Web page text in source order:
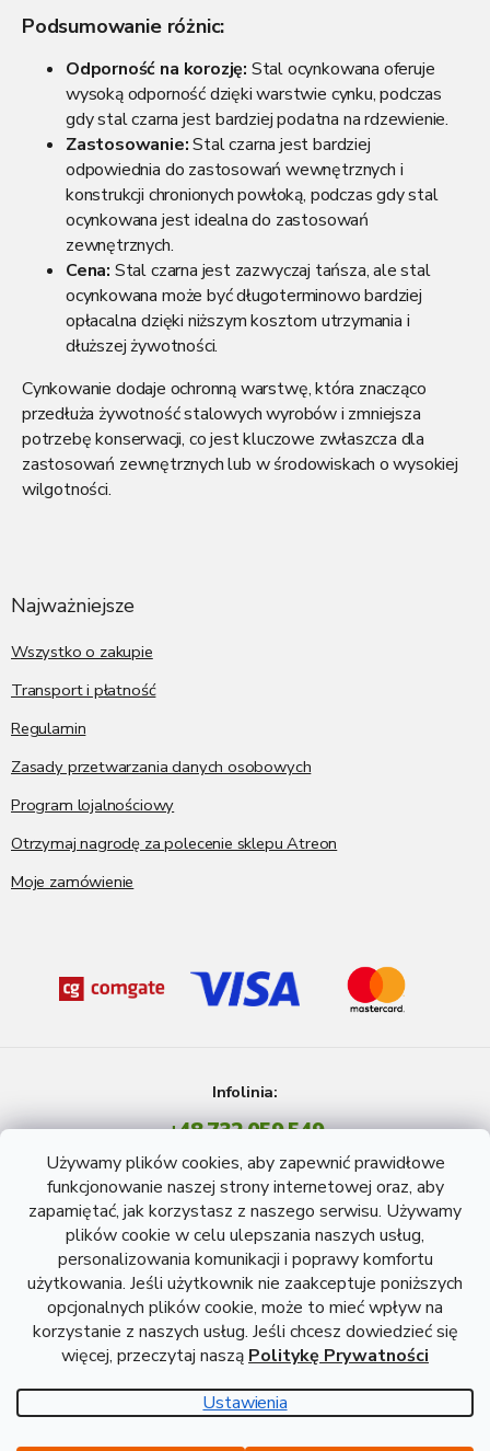
Używamy plików cookies, aby zapewnić prawidłowe
funkcjonowanie naszej strony internetowej oraz, aby
zapamiętać, jak korzystasz z naszego serwisu. Używamy
plików cookie w celu ulepszania naszych usług,
personalizowania komunikacji i poprawy komfortu
użytkowania. Jeśli użytkownik nie zaakceptuje poniższych
opcjonalnych plików cookie, może to mieć wpływ na
korzystanie z naszych usług. Jeśli chcesz dowiedzieć się
więcej, przeczytaj naszą Politykę Prywatności
Ustawienia
Podsumowanie różnic:
Odporność na korozję: Stal ocynkowana oferuje
wysoką odporność dzięki warstwie cynku, podczas
gdy stal czarna jest bardziej podatna na rdzewienie.
Zastosowanie:Stal czarna jest bardziej
odpowiednia do zastosowań wewnętrznych i
konstrukcji chronionych powłoką, podczas gdy stal
ocynkowana jest idealna do zastosowań
zewnętrznych.
Cena: Stal czarna jest zazwyczaj tańsza, ale stal
ocynkowana może być długoterminowo bardziej
opłacalna dzięki niższym kosztom utrzymania i
dłuższej żywotności.
Cynkowanie dodaje ochronną warstwę, która znacząco
przedłuża żywotność stalowych wyrobów i zmniejsza
potrzebę konserwacji, co jest kluczowe zwłaszcza dla
zastosowań zewnętrznych lub w środowiskach o wysokiej
wilgotności.
Najważniejsze
Wszystko o zakupie
Transport i płatność
Regulamin
Zasady przetwarzania danych osobowych
Program lojalnościowy
Otrzymaj nagrodę za polecenie sklepu Atreon
Moje zamówienie
Infolinia:
+48 732 059 549
Pon - Pt: 8 - 15 godź.
info@atreon.pl
Opracował Shoptet